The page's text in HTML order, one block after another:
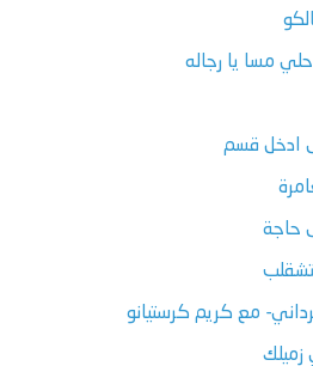
مسا يا رجاله
ادخل قسم
حاجة
مع كريم كرستيانو